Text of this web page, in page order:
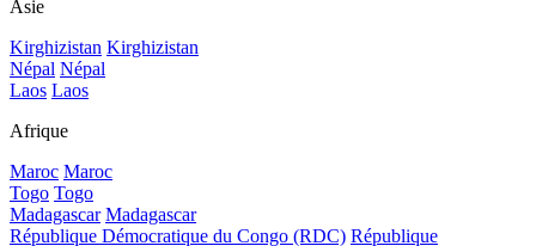
Asie
Kirghizistan Kirghizistan
Népal Népal
Laos Laos
Afrique
Maroc Maroc
Togo Togo
Madagascar Madagascar
République Démocratique du Congo (RDC) République